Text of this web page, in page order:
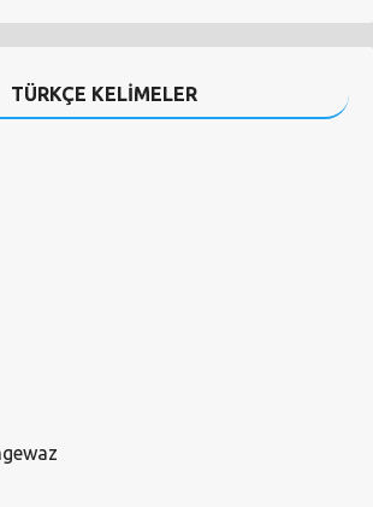
TÜRKÇE KELİMELER